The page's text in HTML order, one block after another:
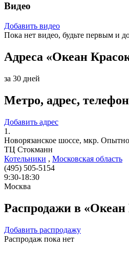
Видео
Добавить видео
Пока нет видео, будьте первым и
Адреса «Океан
за 30 дней
Метро, адрес,
Добавить адрес
1.
Новорязанское шоссе, мкр.
ТЦ Стокманн
Котельники , Московская область
(495) 505-5154
9:30-18:30
Москва
Распродажи в «Океан
Добавить распродажу
Распродаж пока нет